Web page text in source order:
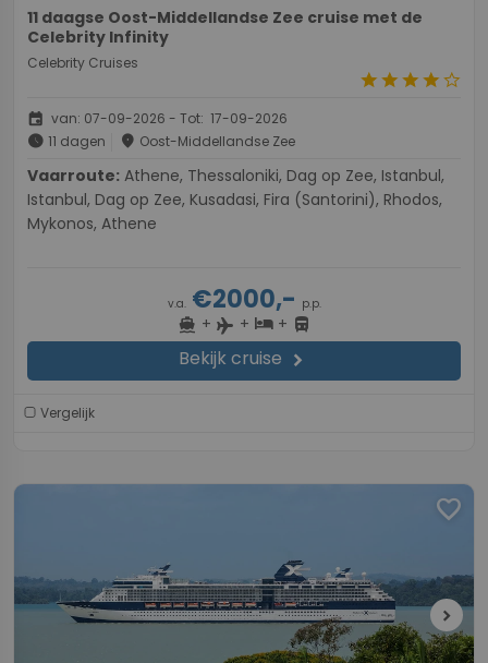
11 daagse Oost-Middellandse Zee cruise met de
Celebrity Infinity
Celebrity Cruises
starstarstarstarstar_border
event van: 07-09-2026 - Tot: 17-09-2026
schedule 11 dagen place Oost-Middellandse Zee
Vaarroute:
Istanbul, Dag op Zee, Kusadasi, Fira (Santorini), Rhodos,
Mykonos, Athene
v.a.€2000,- p.p.
directions_boat + flight + hotel+ directions_bus
Bekijk cruise chevron_right
Vergelijk
favorite
chevron_right